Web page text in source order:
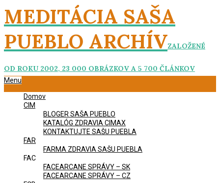
Skip
to
content
MEDITÁCIA SAŠA
PUEBLO ARCHÍVZALOŽENÉ
OD ROKU 2002, 23 000 OBRÁZKOV A 5 700 ČLÁNKOV
Primary
Menu
Domov
CIM
BLOGER SAŠA PUEBLO
KATALÓG ZDRAVIA CIMAX
KONTAKTUJTE SAŠU PUEBLA
FAR
FARMA ZDRAVIA SAŠU PUEBLA
FAC
FACEARCANE SPRÁVY – SK
FACEARCANE SPRÁVY – CZ